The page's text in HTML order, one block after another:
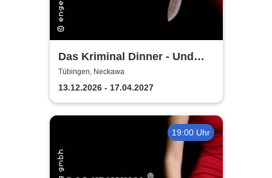
Das Kriminal Dinner - Und
raus bist du
Tübingen, Neckawa
13.12.2026 - 17.04.2027
19:00 Uhr